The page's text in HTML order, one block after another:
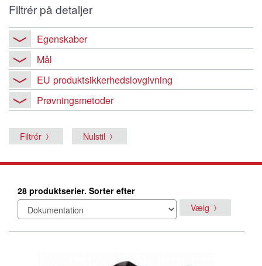
Filtrér på detaljer
Egenskaber
Mål
EU produktsikkerhedslovgivning
Prøvningsmetoder
Filtrér Nulstil
28 produktserier. Sorter efter
Vælg